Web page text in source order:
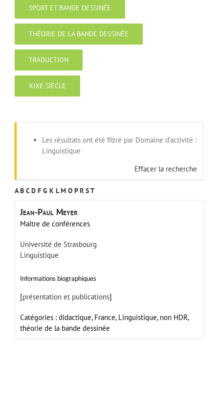
SPORT ET BANDE DESSINÉE
THÉORIE DE LA BANDE DESSINÉE
TRADUCTION
XIXE SIÈCLE
Les résultats ont été filtré par Domaine d’activité :
Linguistique
Effacer la recherche
A B C D F G K L M O P R ST
Jean-Paul Meyer
Maître de conférences
Université de Strasbourg
Linguistique
Informations biographiques
[présentation et publications]
Catégories : didactique, France, Linguistique, non HDR,
théorie de la bande dessinée